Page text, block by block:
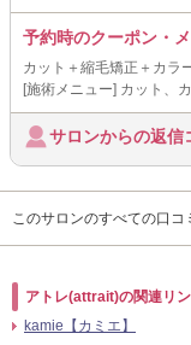
予約時のクーポン・
カット＋縮毛矯正＋カラ
[施術メニュー] カット、
サロンからの返信
このサロンのすべての口コ
アトレ(attrait)の関連リ
kamie【カミエ】